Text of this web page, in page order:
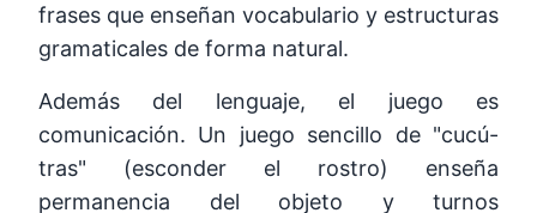
frases que enseñan vocabulario y estructuras
gramaticales de forma natural.
Además del lenguaje, el juego es
comunicación. Un juego sencillo de "cucú-
tras" (esconder el rostro) enseña
permanencia del objeto y turnos